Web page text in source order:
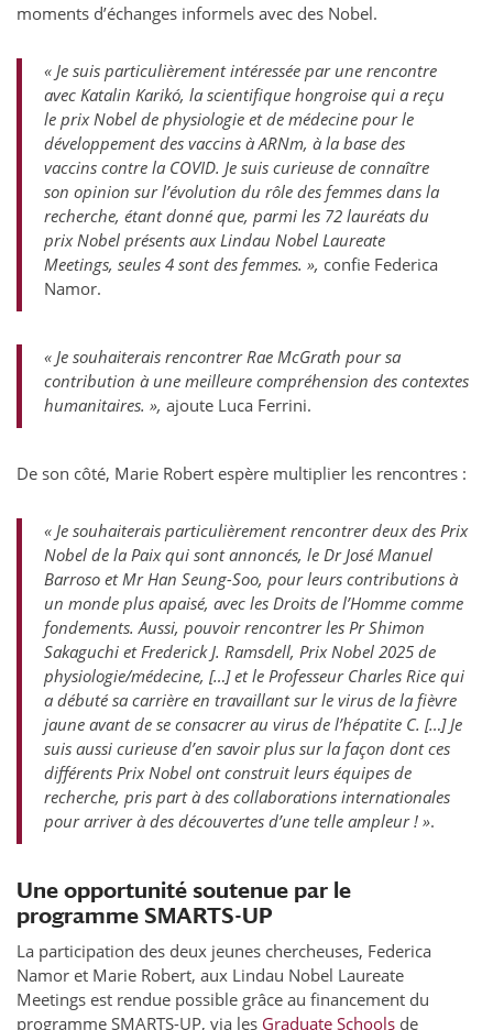
moments d’échanges informels avec des Nobel.
« Je suis particulièrement intéressée par une rencontre
avec Katalin Karikó, la scientifique hongroise qui a reçu
le prix Nobel de physiologie et de médecine pour le
développement des vaccins à ARNm, à la base des
vaccins contre la COVID. Je suis curieuse de connaître
son opinion sur l’évolution du rôle des femmes dans la
recherche, étant donné que, parmi les 72 lauréats du
prix Nobel présents aux Lindau Nobel Laureate
Meetings, seules 4 sont des femmes. », confie Federica
Namor.
« Je souhaiterais rencontrer Rae McGrath pour sa
contribution à une meilleure compréhension des contextes
humanitaires. », ajoute Luca Ferrini.
De son côté, Marie Robert espère multiplier les rencontres :
« Je souhaiterais particulièrement rencontrer deux des Prix
Nobel de la Paix qui sont annoncés, le Dr José Manuel
Barroso et Mr Han Seung-Soo, pour leurs contributions à
un monde plus apaisé, avec les Droits de l’Homme comme
fondements. Aussi, pouvoir rencontrer les Pr Shimon
Sakaguchi et Frederick J. Ramsdell, Prix Nobel 2025 de
physiologie/médecine, […] et le Professeur Charles Rice qui
a débuté sa carrière en travaillant sur le virus de la fièvre
jaune avant de se consacrer au virus de l’hépatite C. […] Je
suis aussi curieuse d’en savoir plus sur la façon dont ces
différents Prix Nobel ont construit leurs équipes de
recherche, pris part à des collaborations internationales
pour arriver à des découvertes d’une telle ampleur ! ».
Une opportunité soutenue par le
programme SMARTS-UP
La participation des deux jeunes chercheuses, Federica
Namor et Marie Robert, aux Lindau Nobel Laureate
Meetings est rendue possible grâce au financement du
programme SMARTS-UP, via les Graduate Schools de